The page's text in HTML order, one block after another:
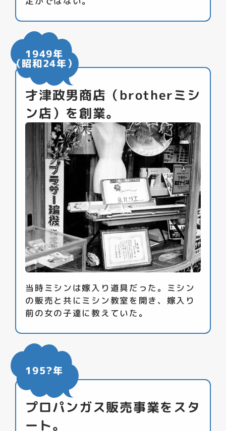
1949年
（昭和24年）
才津政男商店（brotherミシ
ン店）を創業。
当時ミシンは嫁入り道具だった。ミシン
の販売と共にミシン教室を開き、嫁入り
前の女の子達に教えていた。
195?年
プロパンガス販売事業をスタ
ート。